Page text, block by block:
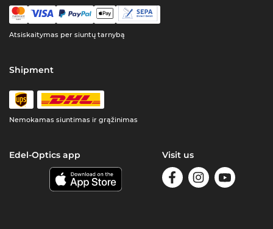
Atsiskaitymas per siuntų tarnybą
Shipment
Nemokamas siuntimas ir grąžinimas
Edel-Optics app Visit us